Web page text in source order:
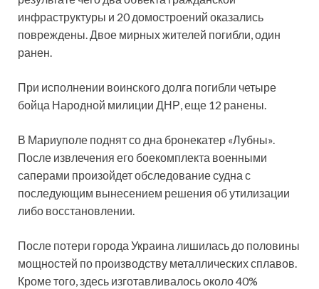
инфраструктуры и 20 домостроений оказались
повреждены. Двое мирных жителей погибли, один
ранен.
При исполнении воинского долга погибли четыре
бойца Народной милиции ДНР, еще 12 ранены.
В Мариуполе поднят со дна бронекатер «Лубны».
После извлечения его боекомплекта военными
саперами произойдет обследование судна с
последующим вынесением решения об утилизации
либо восстановлении.
После потери города Украина лишилась до половины
мощностей по производству металлических сплавов.
Кроме того, здесь изготавливалось около 40%